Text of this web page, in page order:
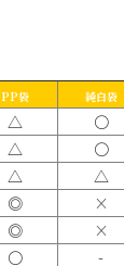
PP袋 純白袋
△ 〇
△ 〇
△ △
◎ ×
◎ ×
〇 -